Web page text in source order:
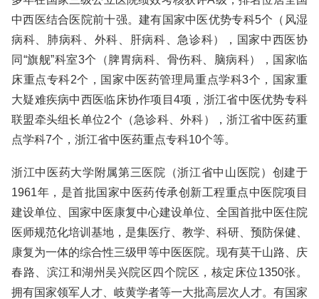
中西医结合医院前十强。建有国家中医优势专科5个（风湿
病科、肺病科、外科、肝病科、急诊科），国家中西医协
同“旗舰”科室3个（脾胃病科、骨伤科、脑病科），国家临
床重点专科2个，国家中医药管理局重点学科3个，国家重
大疑难疾病中西医临床协作项目4项，浙江省中医优势专科
联盟牵头组长单位2个（急诊科、外科），浙江省中医药重
点学科7个，浙江省中医药重点专科10个等。
浙江中医药大学附属第三医院（浙江省中山医院）创建于
1961年，是首批国家中医药传承创新工程重点中医院项目
建设单位、国家中医康复中心建设单位、全国首批中医住院
医师规范化培训基地，是集医疗、教学、科研、预防保健、
康复为一体的综合性三级甲等中医医院。现有莫干山路、庆
春路、滨江和湖州吴兴院区四个院区，核定床位1350张。
拥有国家领军人才、岐黄学者等一大批高层次人才。有国家